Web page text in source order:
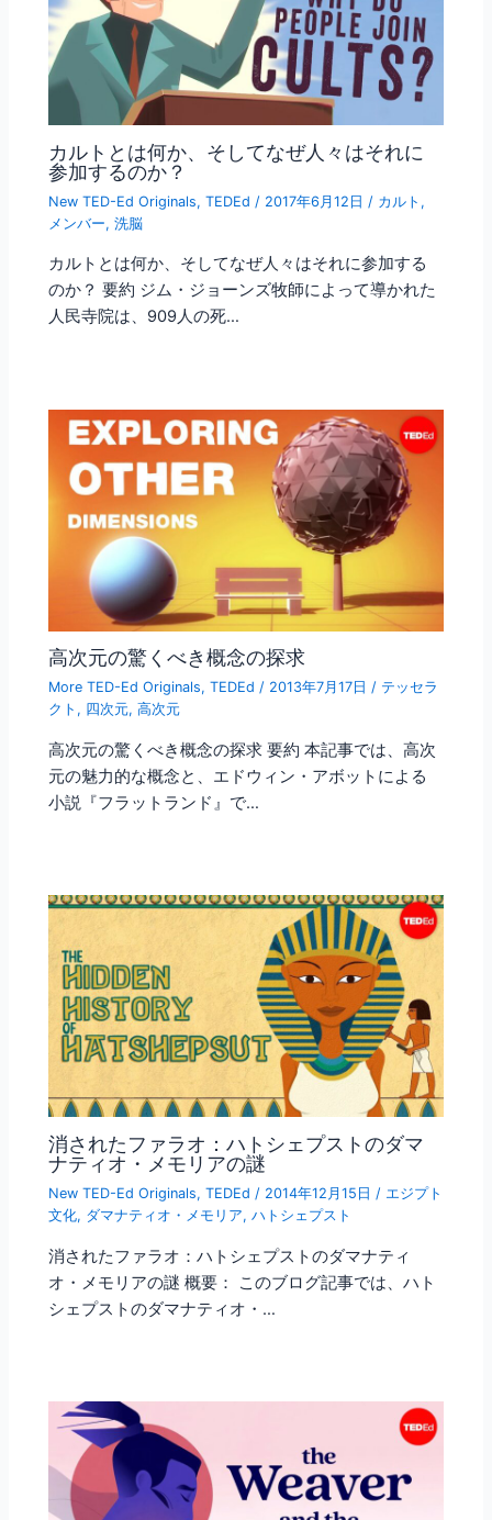
カルトとは何か、そしてなぜ人々はそれに
参加するのか？
New TED-Ed Originals,TEDEd / 2017年6月12日 / カルト ,
メンバー,洗脳
カルトとは何か、そしてなぜ人々はそれに参加する
のか？ 要約 ジム・ジョーンズ牧師によって導かれた
人民寺院は、909人の死…
高次元の驚くべき概念の探求
More TED-Ed Originals,TEDEd / 2013年7月17日/ テッセラ
クト , 四次元,高次元
高次元の驚くべき概念の探求 要約 本記事では、高次
元の魅力的な概念と、エドウィン・アボットによる
小説『フラットランド』で…
消されたファラオ：ハトシェプストのダマ
ナティオ・メモリアの謎
New TED-Ed Originals,TEDEd / 2014年12月15日/ エジプト
文化, ダマナティオ・メモリア,ハトシェプスト
消されたファラオ：ハトシェプストのダマナティ
オ・メモリアの謎 概要： このブログ記事では、ハト
シェプストのダマナティオ・…